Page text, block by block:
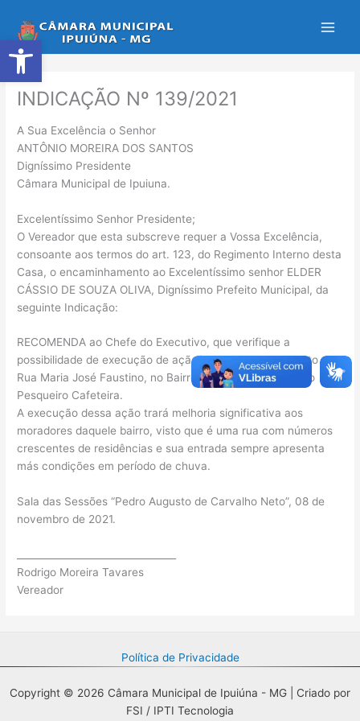
Abrir a barra de ferramentas
para
o
conteúdo
INDICAÇÃO Nº 139/2021
A Sua Excelência o Senhor
ANTÔNIO MOREIRA DOS SANTOS
Digníssimo Presidente
Câmara Municipal de Ipuiuna.
Excelentíssimo Senhor Presidente;
O Vereador que esta subscreve requer a Vossa Excelência,
consoante aos termos do art. 123, do Regimento Interno desta
Casa, o encaminhamento ao Excelentíssimo senhor ELDER
CÁSSIO DE SOUZA OLIVA, Digníssimo Prefeito Municipal, da
seguinte Indicação:
RECOMENDA ao Chefe do Executivo, que verifique a
possibilidade de execução de ação/projeto de calçamento na
Rua Maria José Faustino, no Bairro Bela Vista, próxima do
Pesqueiro Cafeteira.
A execução dessa ação trará melhoria significativa aos
moradores daquele bairro, visto que é uma rua com números
crescentes de residências e sua entrada sempre apresenta
más condições em período de chuva.
Sala das Sessões “Pedro Augusto de Carvalho Neto”, 08 de
novembro de 2021.
Rodrigo Moreira Tavares
Vereador
Política de Privacidade
Copyright © 2026 Câmara Municipal de Ipuiúna - MG | Criado por
FSI / IPTI Tecnologia